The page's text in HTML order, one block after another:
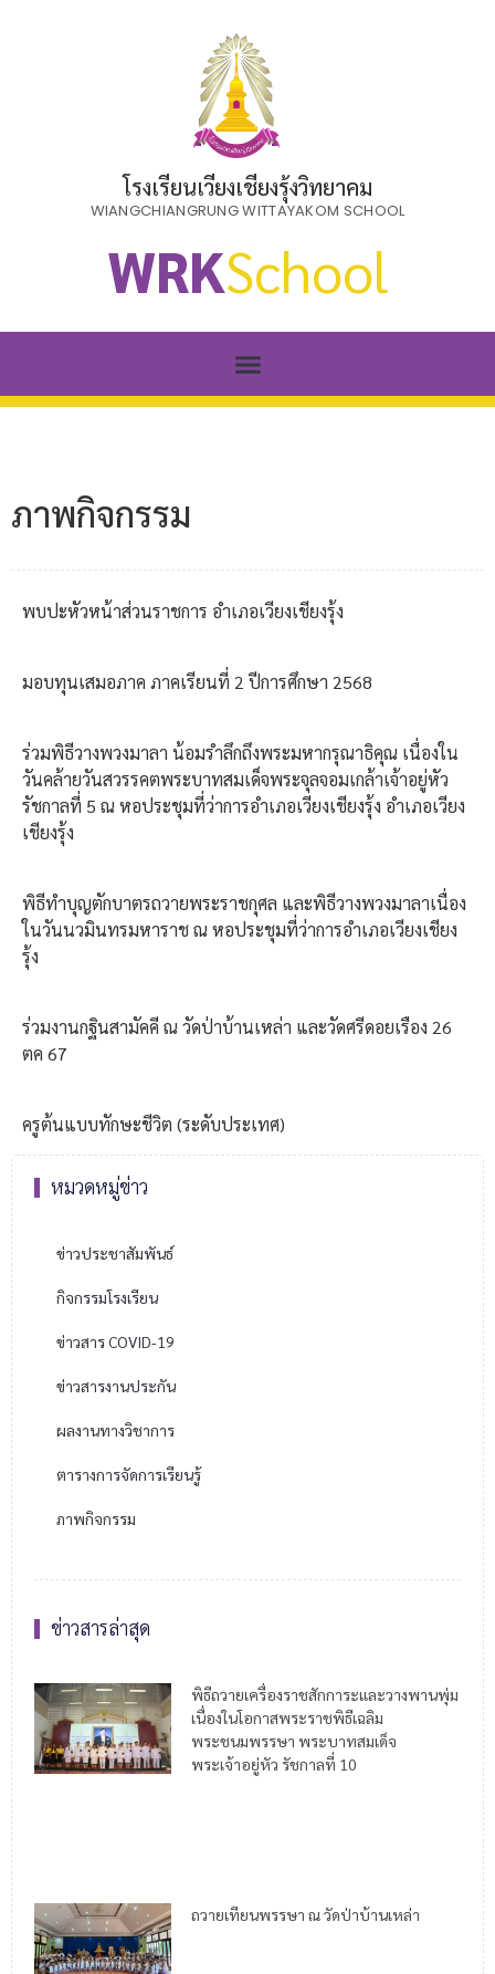
โรงเรียนเวียงเชียงรุ้งวิทยาคม
WIANGCHIANGRUNG WITTAYAKOM SCHOOL
WRKSchool
ภาพกิจกรรม
พบปะหัวหน้าส่วนราชการ อำเภอเวียงเชียงรุ้ง
มอบทุนเสมอภาค ภาคเรียนที่ 2 ปีการศึกษา 2568
ร่วมพิธีวางพวงมาลา น้อมรำลึกถึงพระมหากรุณาธิคุณ เนื่องใน
วันคล้ายวันสวรรคตพระบาทสมเด็จพระจุลจอมเกล้าเจ้าอยู่หัว
รัชกาลที่ 5 ณ หอประชุมที่ว่าการอำเภอเวียงเชียงรุ้ง อำเภอเวียง
เชียงรุ้ง
พิธีทำบุญตักบาตรถวายพระราชกุศล และพิธีวางพวงมาลาเนื่อง
ในวันนวมินทรมหาราช ณ หอประชุมที่ว่าการอำเภอเวียงเชียง
รุ้ง
ร่วมงานกฐินสามัคคี ณ วัดป่าบ้านเหล่า และวัดศรีดอยเรือง 26
ตค 67
ครูต้นแบบทักษะชีวิต (ระดับประเทศ)
หมวดหมู่ข่าว
ข่าวประชาสัมพันธ์
กิจกรรมโรงเรียน
ข่าวสาร COVID-19
ข่าวสารงานประกัน
ผลงานทางวิชาการ
ตารางการจัดการเรียนรู้
ภาพกิจกรรม
ข่าวสารล่าสุด
พิธีถวายเครื่องราชสักการะและวางพานพุ่ม
เนื่องในโอกาสพระราชพิธีเฉลิม
พระชนมพรรษา พระบาทสมเด็จ
พระเจ้าอยู่หัว รัชกาลที่ 10
ถวายเทียนพรรษา ณ วัดป่าบ้านเหล่า